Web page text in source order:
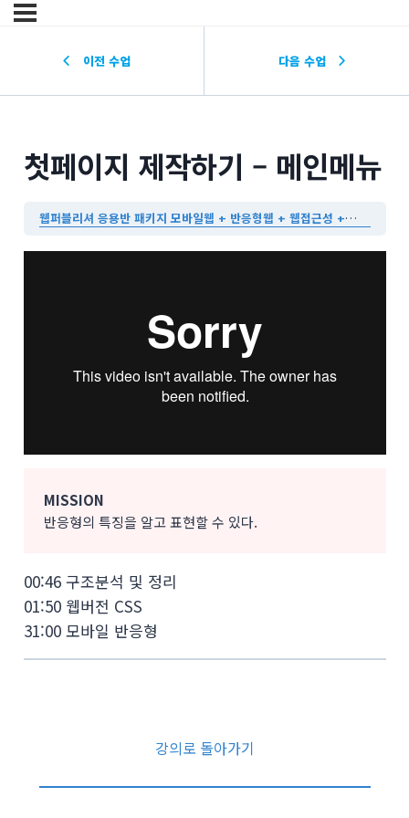
이전 수업 다음 수업
첫페이지 제작하기 – 메인메뉴
웹퍼블리셔 응용반 패키지 모바일웹 + 반응형웹 + 웹접근성 + jQuery
MISSION
반응형의 특징을 알고 표현할 수 있다.
00:46 구조분석 및 정리
01:50 웹버전 CSS
31:00 모바일 반응형
강의로 돌아가기